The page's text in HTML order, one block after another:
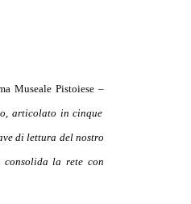
Museale Pistoiese –
articolato in cinque
di lettura del nostro
la rete con